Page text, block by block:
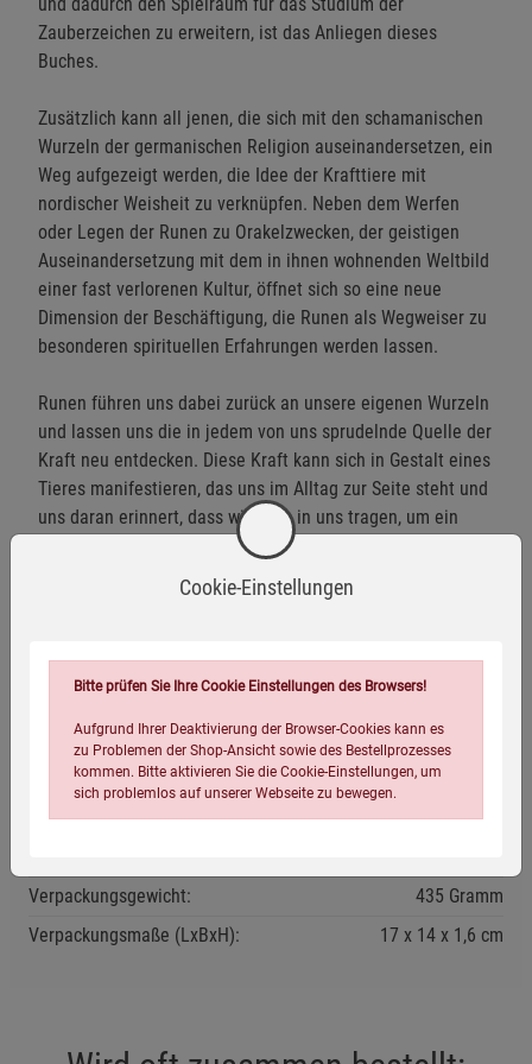
Zauberzeichen zu erweitern, ist das Anliegen dieses
Buches.
Zusätzlich kann all jenen, die sich mit den schamanischen
Wurzeln der germanischen Religion auseinandersetzen, ein
Weg aufgezeigt werden, die Idee der Krafttiere mit
nordischer Weisheit zu verknüpfen. Neben dem Werfen
oder Legen der Runen zu Orakelzwecken, der geistigen
Auseinandersetzung mit dem in ihnen wohnenden Weltbild
einer fast verlorenen Kultur, öffnet sich so eine neue
Dimension der Beschäftigung, die Runen als Wegweiser zu
besonderen spirituellen Erfahrungen werden lassen.
Runen führen uns dabei zurück an unsere eigenen Wurzeln
und lassen uns die in jedem von uns sprudelnde Quelle der
Kraft neu entdecken. Diese Kraft kann sich in Gestalt eines
Tieres manifestieren, das uns im Alltag zur Seite steht und
uns daran erinnert, dass wir alles in uns tragen, um ein
gesundes und glückliches Leben zu führen.
Eigenschaften
Verlag / Herausgeber:
Kopp Verlag
ISBN-13:
9783864456282
Verpackungsgewicht:
435 Gramm
Verpackungsmaße (LxBxH):
17 14 1,6 cm
Cookie-Einstellungen
Bitte prüfen Sie Ihre Cookie Einstellungen des Browsers!
Aufgrund Ihrer Deaktivierung der Browser-Cookies kann es
zu Problemen der Shop-Ansicht sowie des Bestellprozesses
kommen. Bitte aktivieren Sie die Cookie-Einstellungen, um
sich problemlos auf unserer Webseite zu bewegen.